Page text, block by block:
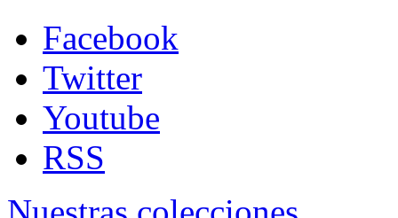
Facebook
Twitter
Youtube
RSS